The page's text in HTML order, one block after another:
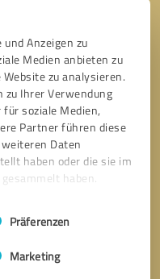
Anzeigen zu
Medien anbieten zu
zu analysieren.
Ihrer Verwendung
soziale Medien,
Partner führen diese
Daten
haben oder die sie im
haben.
Präferenzen
Marketing